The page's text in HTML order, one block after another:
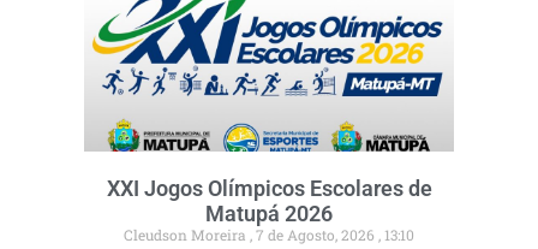
XXI Jogos Olímpicos Escolares de
Matupá 2026
Cleudson Moreira 7 de Agosto, 2026 13:10